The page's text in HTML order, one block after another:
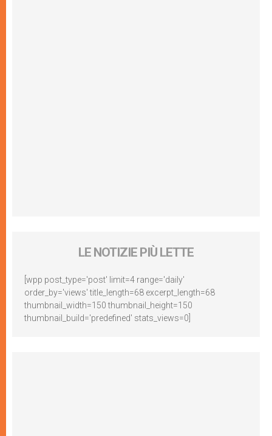
LE NOTIZIE PIÙ LETTE
[wpp post_type='post' limit=4 range='daily'
order_by='views' title_length=68 excerpt_length=68
thumbnail_width=150 thumbnail_height=150
thumbnail_build='predefined' stats_views=0]